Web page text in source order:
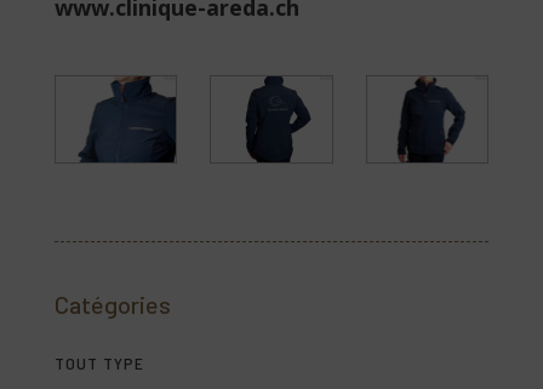
www.clinique-areda.ch
Catégories
TOUT TYPE